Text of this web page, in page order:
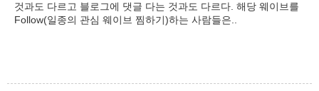
것과도 다르고 블로그에 댓글 다는 것과도 다르다. 해당 웨이브를
Follow(일종의 관심 웨이브 찜하기)하는 사람들은..